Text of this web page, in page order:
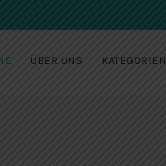
ÜBER UNS KATEGORIEN